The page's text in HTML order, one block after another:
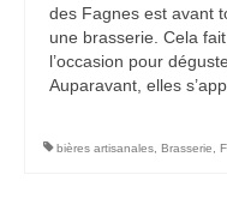
des Fagnes est avant
une brasserie. Cela
l’occasion pour
Auparavant, elles
bières artisanales Brasserie